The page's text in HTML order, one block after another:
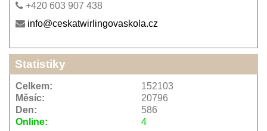
+420 603 907 438
info@ceskatwirlingovaskola.cz
Statistiky
Online: 4
Celkem:
152103
Měsíc:
20796
Den:
586